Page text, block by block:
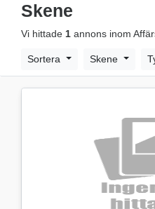
Skene
Vi hittade 1 annons inom
Sortera Skene